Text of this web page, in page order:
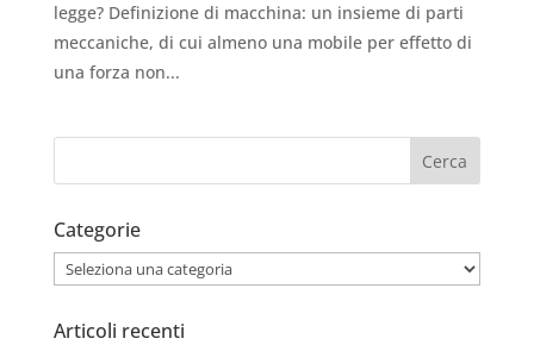
legge? Definizione di macchina: un insieme di parti
meccaniche, di cui almeno una mobile per effetto di
una forza non...
Categorie
Categorie
Articoli recenti